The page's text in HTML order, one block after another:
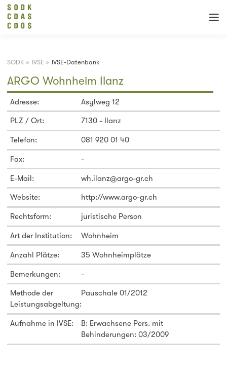
SODK » IVSE » IVSE-Datenbank
ARGO Wohnheim Ilanz
Adresse: Asylweg 12
PLZ / Ort: 7130 - Ilanz
Telefon: 081 920 01 40
Fax: -
E-Mail: wh.ilanz@argo-gr.ch
Website: http://www.argo-gr.ch
Rechtsform: juristische Person
Art der Institution: Wohnheim
Anzahl Plätze: 35 Wohnheimplätze
Bemerkungen: -
Methode der
Leistungsabgeltung:
Pauschale 01/2012
Aufnahme in IVSE:
B: Erwachsene Pers. mit
Behinderungen: 03/2009